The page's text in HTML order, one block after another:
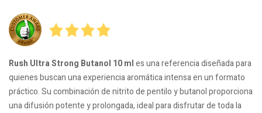
Rush Ultra Strong Butanol 10 mles una referencia diseñada para
quienes buscan una experiencia aromática intensa en un formato
práctico. Su combinación de nitrito de pentilo y butanol proporciona
una difusión potente y prolongada, ideal para disfrutar de toda la